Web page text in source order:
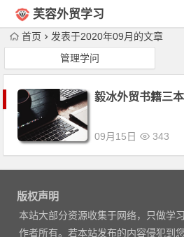
芙容外贸学习
首页
发表于2020年09月的文章
管理学问
毅冰外贸书籍三
09月15日 343
版权声明
本站大部分资源收集于网络，只做学
作者所有。若本站发布的内容侵犯到